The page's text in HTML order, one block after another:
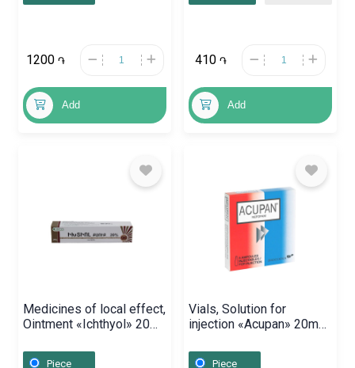
1200 ֏
Add
410 ֏
Add
Medicines of local effect,
Ointment «Ichthyol» 20%
Piece
Vials, Solution for
injection «Acupan» 20mg,
Piece